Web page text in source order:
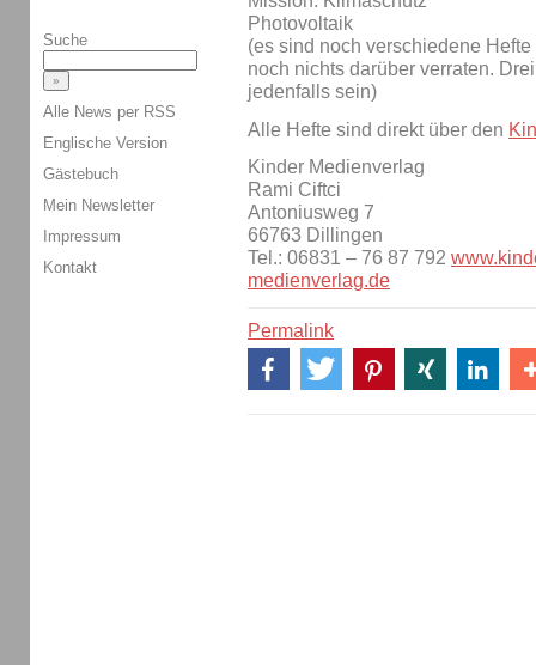
Photovoltaik
(es sind noch verschiedene
noch nichts darüber verraten.
jedenfalls sein)
Alle Hefte sind direkt über den
Kinder Medienverlag
Rami Ciftci
Antoniusweg 7
66763 Dillingen
Tel.: 06831 – 76 87 792
medienverlag.de
Permalink
Suche
Alle News per RSS
Englische Version
Gästebuch
Mein Newsletter
Impressum
Kontakt